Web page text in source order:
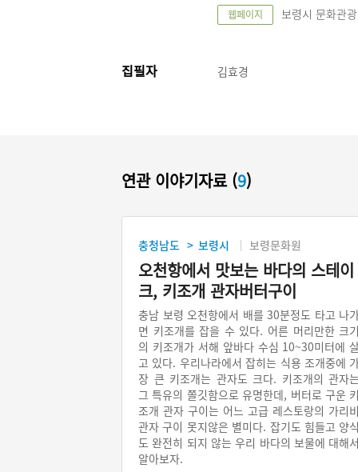
웹페이지 보령시 문화관
집필자 김효경
연관 이야기자료 (9)
충청남도 > 보령시 보령문화원
오천항에서 맛보는 바다의 스테이
크, 키조개 관자버터구이
충남 보령 오천항에서 배를 30분정도 타고 나
면 키조개를 잡을 수 있다. 어른 머리만한 크
의 키조개가 서해 앞바다 수심 10~30미터에
고 있다. 우리나라에서 잡히는 식용 조개중에
장 큰 키조개는 관자도 크다. 키조개의 관자
그 특유의 쫄깃함으로 유명한데, 버터로 구운
조개 관자 구이는 어느 고급 레스토랑의 가리
관자 구이 못지않은 별미다. 잡기도 힘들고 양
도 완전히 되지 않는 우리 바다의 보물에 대해
알아보자.